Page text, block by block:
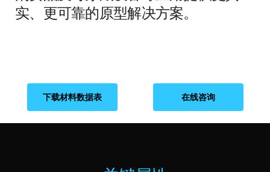
实、更可靠的原型解决方案。
下载材料数据表 在线咨询